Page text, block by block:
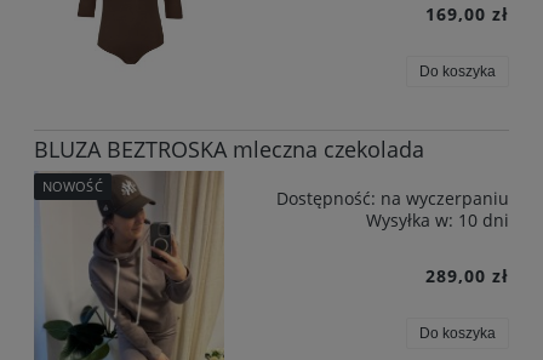
169,00 zł
Do koszyka
BLUZA BEZTROSKA mleczna czekolada
Dostępność: na wyczerpaniu
Wysyłka w: 10 dni
289,00 zł
Do koszyka
NOWOŚĆ